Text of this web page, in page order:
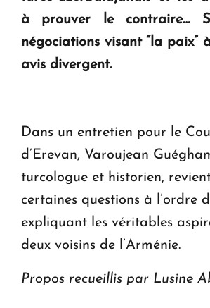
Le premier hôtel Hyatt Regency
ouvrira ses portes à Dilijan
à prouver le contraire…
négociations visant “la paix”
avis divergent.
Dans un entretien pour le
d’Erevan, Varoujean
turcologue et historien,
certaines questions à l’ordre
expliquant les véritables
deux voisins de l’Arménie.
Propos recueillis par Lusine